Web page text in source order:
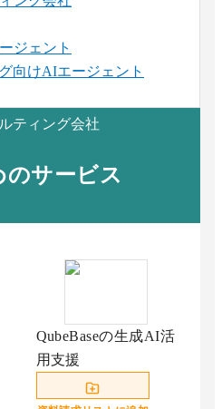
ジェント
向けAIエージェント
ティング会社
のサービス
QubeBaseの生成AI活
用支援